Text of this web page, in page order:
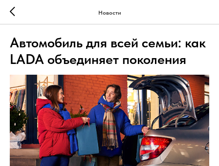
Новости
Автомобиль для всей семьи: как
LADA объединяет поколения